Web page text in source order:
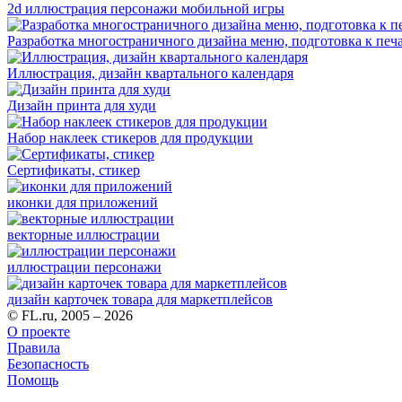
2d иллюстрация персонажи мобильной игры
Разработка многостраничного дизайна меню, подготовка к
Иллюстрация, дизайн квартального календаря
Дизайн принта для худи
Набор наклеек стикеров для продукции
Сертификаты, стикер
иконки для приложений
векторные иллюстрации
иллюстрации персонажи
дизайн карточек товара для маркетплейсов
© FL.ru, 2005 – 2026
О проекте
Правила
Безопасность
Помощь